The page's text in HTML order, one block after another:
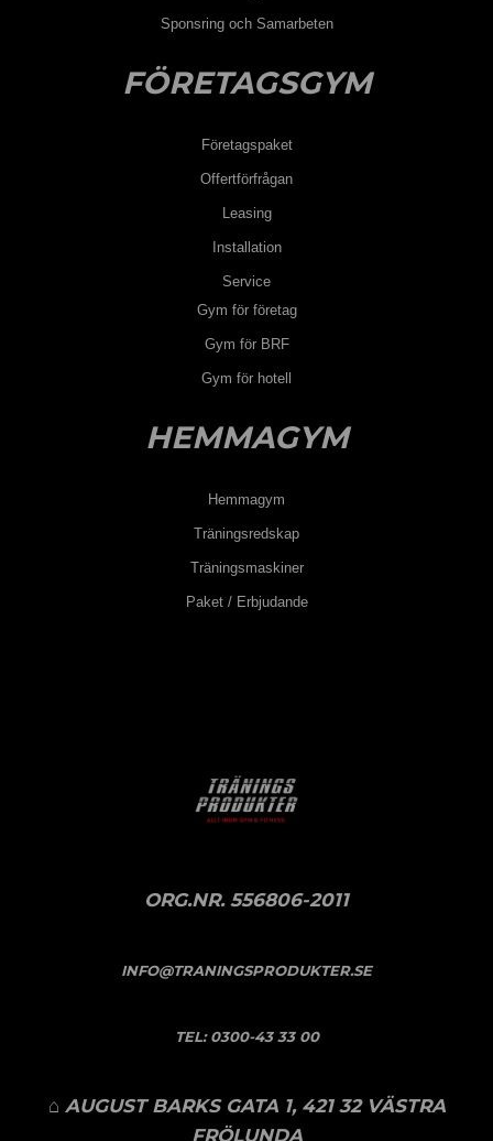
Sponsring och Samarbeten
FÖRETAGSGYM
Företagspaket
Offertförfrågan
Leasing
Installation
Service
Gym för företag
Gym för BRF
Gym för hotell
HEMMAGYM
Hemmagym
Träningsredskap
Träningsmaskiner
Paket / Erbjudande
ORG.NR. 556806-2011
INFO@TRANINGSPRODUKTER.SE
TEL:0300-43 33 00
⌂ AUGUST BARKS GATA 1, 421 32 VÄSTRA
FRÖLUNDA